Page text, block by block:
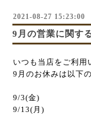
2021-08-27 15:23:00
9月の営業に関す
いつも当店をご利用
9月のお休みは以下
9/3(金)
9/13(月)